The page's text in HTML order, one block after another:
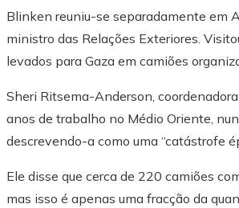
Blinken reuniu-se separadamente em
ministro das Relações Exteriores.
levados para Gaza em camiões
Sheri Ritsema-Anderson,
anos de trabalho no Médio Oriente,
descrevendo-a como uma “catástrofe
Ele disse que cerca de 220 camiões
mas isso é apenas uma fracção da